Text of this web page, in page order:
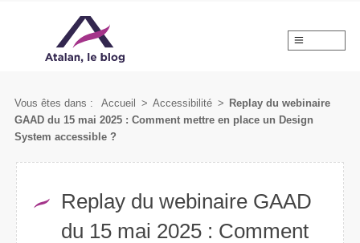
Vous êtes dans : Accueil > Accessibilité > Replay du webinaire
GAAD du 15 mai 2025 : Comment mettre en place un Design
System accessible ?
Replay du webinaire GAAD
du 15 mai 2025 : Comment